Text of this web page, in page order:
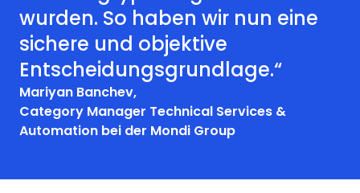
wurden. So haben wir nun eine
sichere und objektive
Entscheidungsgrundlage.“
Mariyan Banchev,
Category Manager Technical Services &
Automation bei der Mondi Group